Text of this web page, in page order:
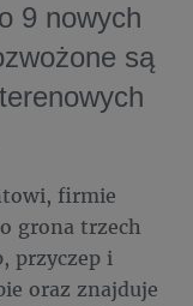
9 nowych
są
firmie
grona trzech
przyczep i
oraz znajduje